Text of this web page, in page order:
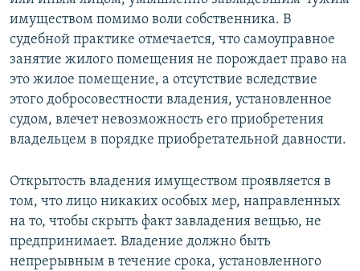
имуществом помимо воли собственника. В
судебной практике отмечается, что самоуправное
занятие жилого помещения не порождает право на
это жилое помещение, а отсутствие вследствие
этого добросовестности владения, установленное
судом, влечет невозможность его приобретения
владельцем в порядке приобретательной давности.
Открытость владения имуществом проявляется в
том, что лицо никаких особых мер, направленных
на то, чтобы скрыть факт завладения вещью, не
предпринимает. Владение должно быть
непрерывным в течение срока, установленного